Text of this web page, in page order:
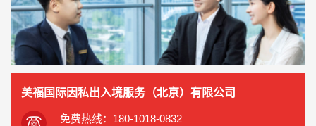
美福国际因私出入境服务（北京）有限公司
免费热线：180-1018-0832